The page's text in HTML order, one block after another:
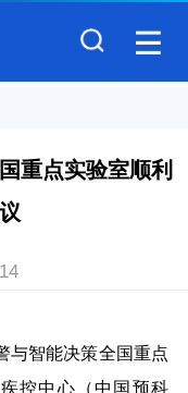
重点实验室顺利
与智能决策全国重点
控中心（中国预科